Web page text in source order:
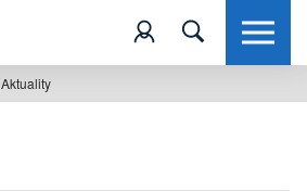
Aktuality